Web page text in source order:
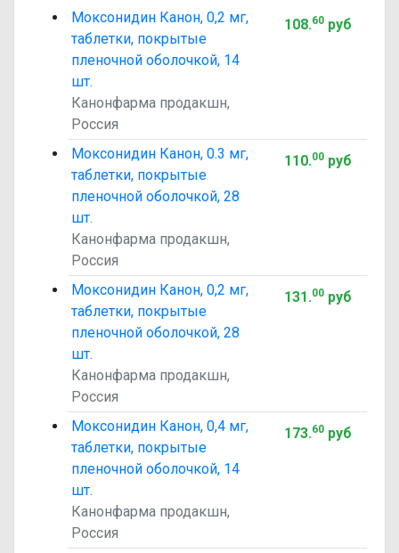
Моксонидин Канон, 0,2 мг,
таблетки, покрытые
пленочной оболочкой, 14
шт.
Канонфарма продакшн,
Россия
108.60руб
Моксонидин Канон, 0.3 мг,
таблетки, покрытые
пленочной оболочкой, 28
шт.
Канонфарма продакшн,
Россия
110.00руб
Моксонидин Канон, 0,2 мг,
таблетки, покрытые
пленочной оболочкой, 28
шт.
Канонфарма продакшн,
Россия
131.00руб
Моксонидин Канон, 0,4 мг,
таблетки, покрытые
пленочной оболочкой, 14
шт.
Канонфарма продакшн,
Россия
173.60руб